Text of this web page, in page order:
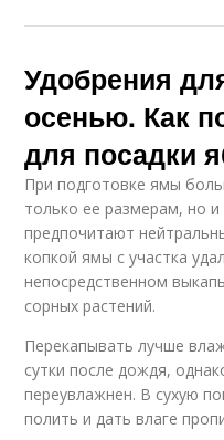
Удобрения
осенью. Как
для посадки
При подготовке ямы
только ее размерам, но
предпочитают
копкой ямы с участка
непосредственном
сорных растений.
Перекапывать лучше
сутки после дождя,
переувлажнен. В сухую
полить и дать влаге